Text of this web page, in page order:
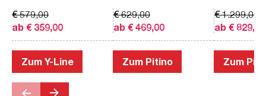
ab € 359,00
€ 579,00
Zum Y-Line
ab € 469,00
€ 629,00
Zum Pitino
ab € 829,00
€ 1.299,00
Zum